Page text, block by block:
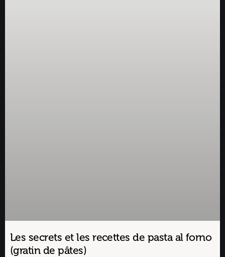
Les secrets et les recettes de pasta al forno
(gratin de pâtes)